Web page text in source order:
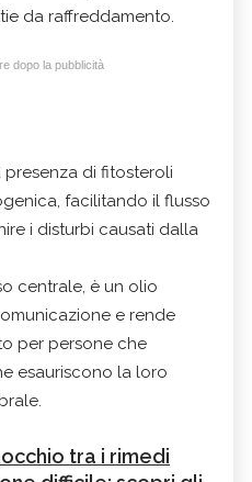
da raffreddamento.
dopo la pubblicità
presenza di fitosteroli
facilitando il flusso
i disturbi causati dalla
centrale, è un olio
e rende
per persone che
esauriscono la loro
tra i rimedi